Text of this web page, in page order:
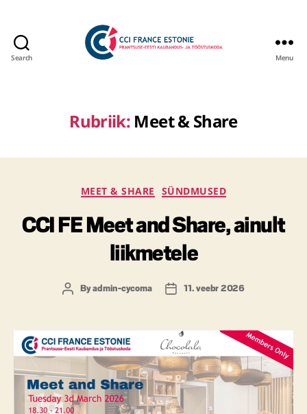
Search Menu
Rubriik: Meet & Share
MEET & SHARE SÜNDMUSED
CCI FE Meet and Share, ainult
liikmetele
Byadmin-cycoma 11. veebr 2026